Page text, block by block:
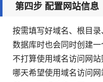
第四步 配置网站信息
按需填写好域名、根目
数据库时也会同时创建
不打算使用域名访问网
哪天希望使用域名访问